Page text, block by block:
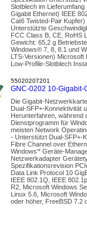
Slotblech im
Gigabit Ethernet) IEEE
Cat6 Twisted-Pair
Unterstützte
FCC Class B, CE, RoHS
Gewicht: 65,2 g
Windows® 7, 8, 8.1 und
LTS-Versionen)
Low-Profile-Slotblech
55020207201
GNC-0202 10-Gigabit-
Die Gigabit-
Dual-SFP+-Konnektivität
Herunterfahren, während
Dienstprogramm für
meisten Network
- Unterstützt Dual-SFP+-
Fibre Channel over
Windows'* Geräte-
Netzwerkadapter
Spezifikationsrevision
Data Link Protocol 10
IEEE 802.1Q, IEEE
R2, Microsoft Windows
Linux 5.6, Microsoft
oder höher, FreeBSD 7.2